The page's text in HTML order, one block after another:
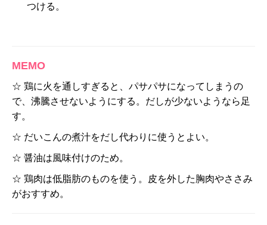
つける。
MEMO
☆ 鶏に火を通しすぎると、パサパサになってしまうの
で、沸騰させないようにする。だしが少ないようなら足
す。
☆ だいこんの煮汁をだし代わりに使うとよい。
☆ 醤油は風味付けのため。
☆ 鶏肉は低脂肪のものを使う。皮を外した胸肉やささみ
がおすすめ。